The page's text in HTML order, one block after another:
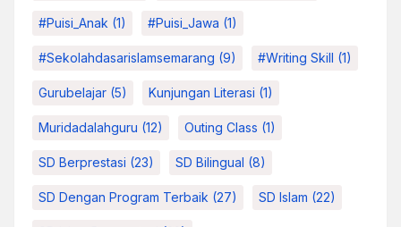
#Puisi_Anak (1) #Puisi_Jawa (1)
#sekolahdasarislamsemarang (9) #Writing Skill (1)
Gurubelajar (5) Kunjungan Literasi (1)
Muridadalahguru (12) Outing Class (1)
SD Berprestasi (23) SD Bilingual (8)
SD Dengan Program Terbaik (27) SD Islam (22)